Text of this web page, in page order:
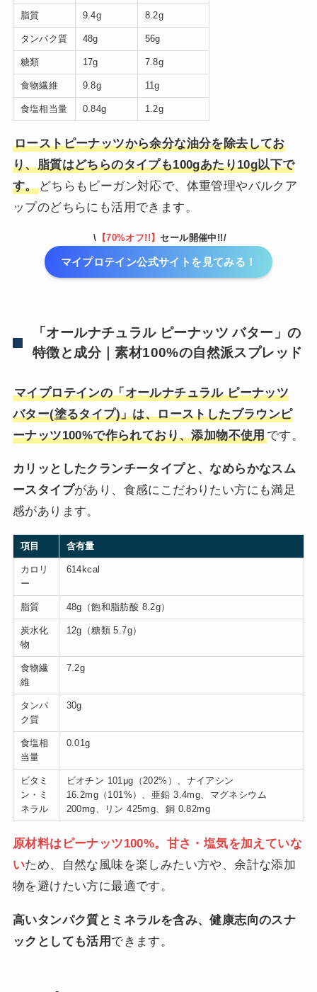
脂質 9.4g 8.2g
タンパク質 48g 56g
糖類 17g 7.8g
食物繊維 9.8g 11g
食塩相当量 0.84g 1.2g
ローストピーナッツから余分な油分を除去してお
り、脂質はどちらのタイプも100gあたり10g以下で
す。どちらもビーガン対応で、体重管理やバルクア
ップのどちらにも活用できます。
\ 【70%オフ!!】セール開催中!!/
マイプロテイン公式サイトを見てみる！
「オールナチュラル ピーナッツ バター」の
特徴と成分｜素材100%の自然派スプレッド
マイプロテインの「オールナチュラル ピーナッツ
バター(塗るタイプ)」は、ローストしたブラウンピ
ーナッツ100%で作られており、添加物不使用です。
カリッとしたクランチータイプと、なめらかなスム
ースタイプがあり、食感にこだわりたい方にも満足
感があります。
項目 含有量
カロリ
ー
614kcal
脂質 48g（飽和脂肪酸 8.2g）
炭水化
物
12g（糖類 5.7g）
食物繊
維
7.2g
タンパ
ク質
30g
食塩相
当量
0.01g
ビタミ
ン・ミ
ネラル
ビオチン 101μg（202%）、ナイアシン
16.2mg（101%）、亜鉛 3.4mg、マグネシウム
200mg、リン 425mg、銅 0.82mg
原材料はピーナッツ100%。甘さ・塩気を加えていな
いため、自然な風味を楽しみたい方や、余計な添加
物を避けたい方に最適です。
高いタンパク質とミネラルを含み、健康志向のスナ
ックとしても活用 できます。